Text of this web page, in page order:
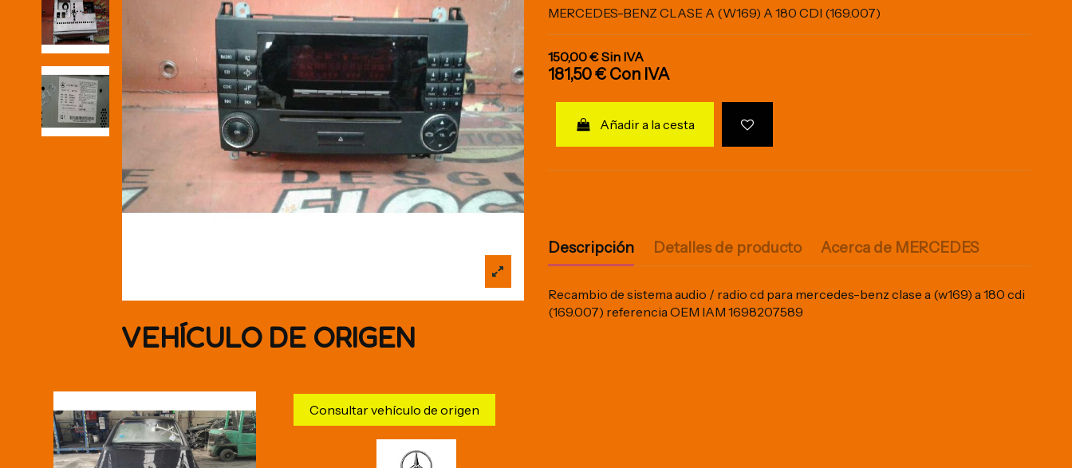
VEHÍCULO DE ORIGEN
Consultar vehículo de origen
MERCEDES-BENZ CLASE A (W169) A 180 CDI (169.007)
150,00 €Sin IVA
181,50 € Con IVA
Añadir a la cesta
Descripción Detalles de producto Acerca de MERCEDES
Recambio de sistema audio / radio cd para mercedes-benz clase a (w169) a 180 cdi
(169.007) referencia OEM IAM 1698207589